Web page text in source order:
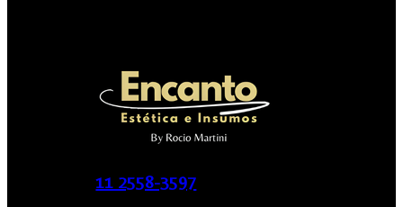
11 2558-3597